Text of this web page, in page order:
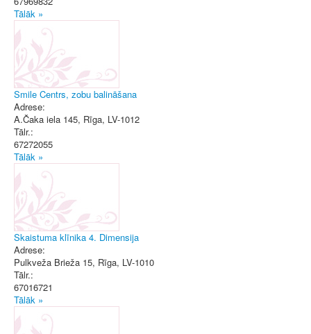
Tālāk »
Smile Centrs, zobu balināšana
Adrese:
A.Čaka iela 145, Rīga, LV-1012
Tālr.:
67272055
Tālāk »
Skaistuma klīnika 4. Dimensija
Adrese:
Pulkveža Brieža 15, Rīga, LV-1010
Tālr.:
67016721
Tālāk »